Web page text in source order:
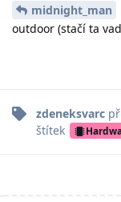
midnight_man
outdoor (stačí ta
zdeneksvarc
štítek